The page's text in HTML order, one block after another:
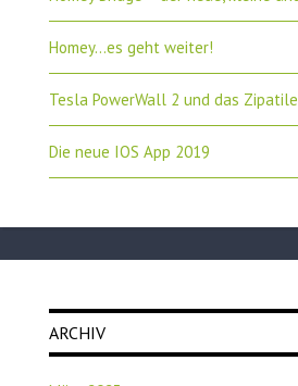
Homey…es geht weiter!
Tesla PowerWall 2 und das Zipatile
Die neue IOS App 2019
ARCHIV